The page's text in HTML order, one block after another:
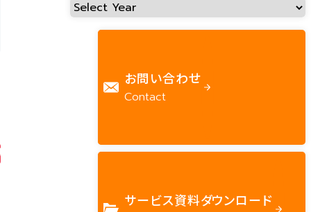
お問い合わせ
Contact
サービス資料ダウンロード